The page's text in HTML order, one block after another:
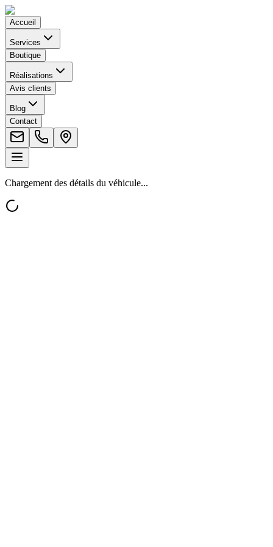
Accueil
Services
Boutique
Réalisations
Avis clients
Blog
Contact
Chargement des détails du véhicule...